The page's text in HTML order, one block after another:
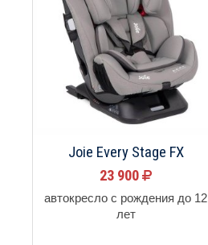
Joie Every Stage FX
23 900
автокресло с рождения до 12
лет